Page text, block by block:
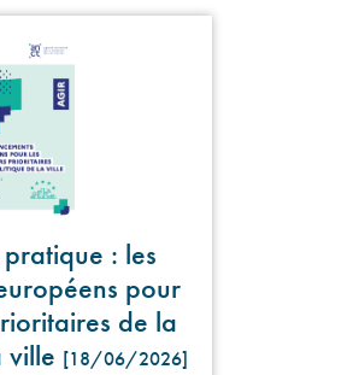
: les
pour
de la
ville [18/06/2026]